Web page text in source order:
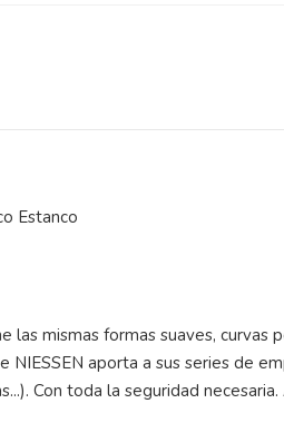
Estanco
mismas formas suaves,
aporta a sus series de
Con toda la seguridad